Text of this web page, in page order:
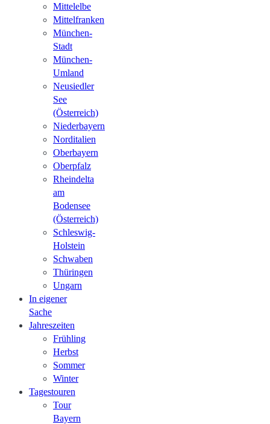
Mittelelbe
Mittelfranken
München-
Stadt
München-
Umland
Neusiedler
See
(Österreich)
Niederbayern
Norditalien
Oberbayern
Oberpfalz
Rheindelta
am
Bodensee
(Österreich)
Schleswig-
Holstein
Schwaben
Thüringen
Ungarn
In eigener
Sache
Jahreszeiten
Frühling
Herbst
Sommer
Winter
Tagestouren
Tour
Bayern